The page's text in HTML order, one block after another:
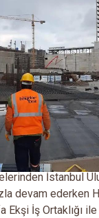
İstanbul
devam ederken
Ekşi İş Ortaklığı